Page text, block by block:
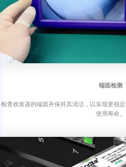
端面检测
检查收发器的端面并保持其清洁，以实现更稳
使用寿命。